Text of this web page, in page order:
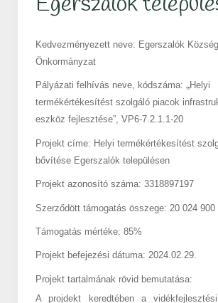
Kedvezményezett neve: Egerszalók
Önkormányzat
Pályázati felhívás neve, kódszáma: „Helyi
termékértékesítést szolgáló piacok
eszköz fejlesztése”, VP6-7.2.1.1-20
Projekt címe: Helyi termékértékesítést
bővítése Egerszalók településen
Projekt azonosító száma: 3318897197
Szerződött támogatás összege: 20 024 900
Támogatás mértéke: 85%
Projekt befejezési dátuma: 2024.02.29.
Projekt tartalmának rövid bemutatása:
A projdekt keredtében a